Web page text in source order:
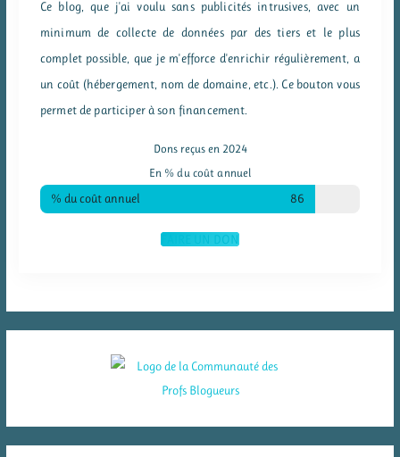
Ce blog, que j'ai voulu sans publicités intrusives, avec un
minimum de collecte de données par des tiers et le plus
complet possible, que je m'efforce d'enrichir régulièrement, a
un coût (hébergement, nom de domaine, etc.). Ce bouton vous
permet de participer à son financement.
Dons reçus en 2024
En % du coût annuel
% du coût annuel 86
FAIRE UN DON